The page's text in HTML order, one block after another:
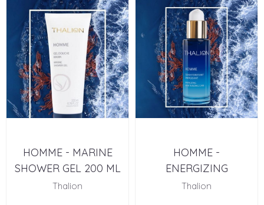
HOMME - MARINE
SHOWER GEL 200 ML
Thalion
HOMME -
ENERGIZING
MOISTURIZING CARE
Thalion